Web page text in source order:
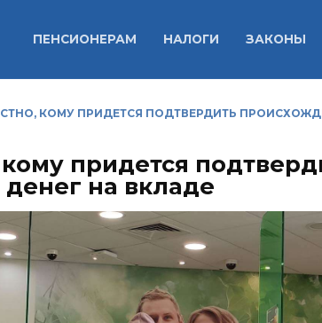
ПЕНСИОНЕРАМ НАЛОГИ ЗАКОНЫ
КОМУ ПРИДЕТСЯ ПОДТВЕРДИТЬ
придется
на вкладе